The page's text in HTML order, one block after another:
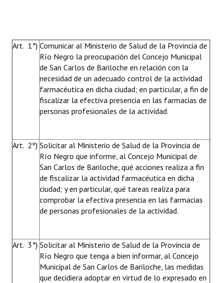
Art. 1°) Comunicar al Ministerio de Salud de la Provincia de
Río Negro la preocupación del Concejo Municipal
de San Carlos de Bariloche en relación con la
necesidad de un adecuado control de la actividad
farmacéutica en dicha ciudad; en particular, a fin de
fiscalizar la efectiva presencia en las farmacias de
personas profesionales de la actividad.
Art. 2º) Solicitar al Ministerio de Salud de la Provincia de
Río Negro que informe, al Concejo Municipal de
San Carlos de Bariloche, qué acciones realiza a fin
de fiscalizar la actividad farmacéutica en dicha
ciudad; y en particular, qué tareas realiza para
comprobar la efectiva presencia en las farmacias
de personas profesionales de la actividad.
Art. 3°) Solicitar al Ministerio de Salud de la Provincia de
Río Negro que tenga a bien informar, al Concejo
Municipal de San Carlos de Bariloche, las medidas
que decidiera adoptar en virtud de lo expresado en